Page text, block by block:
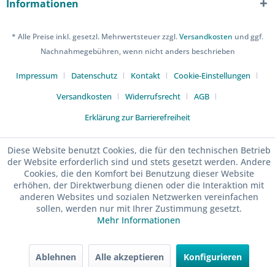
Informationen
* Alle Preise inkl. gesetzl. Mehrwertsteuer zzgl.Versandkosten und ggf.
Nachnahmegebühren, wenn nicht anders beschrieben
Impressum Datenschutz Kontakt
Cookie-Einstellungen
Versandkosten
Widerrufsrecht
AGB
Erklärung zur Barrierefreiheit
Diese Website benutzt Cookies, die für den technischen Betrieb
der Website erforderlich sind und stets gesetzt werden. Andere
Cookies, die den Komfort bei Benutzung dieser Website
erhöhen, der Direktwerbung dienen oder die Interaktion mit
anderen Websites und sozialen Netzwerken vereinfachen
sollen, werden nur mit Ihrer Zustimmung gesetzt.
Mehr Informationen
Ablehnen Alle akzeptieren Konfigurieren